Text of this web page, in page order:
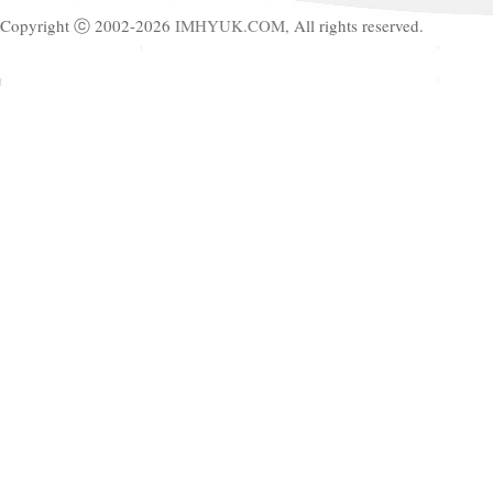
Copyright ⓒ 2002-2026 IMHYUK.COM, All rights reserved.